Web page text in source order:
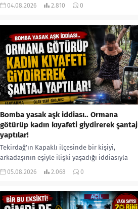
04.08.2026 2.810 0
Bomba yasak aşk iddiası.. Ormana
götürüp kadın kıyafeti giydirerek şantaj
yaptılar!
Tekirdağ’ın Kapaklı ilçesinde bir kişiyi,
arkadaşının eşiyle ilişki yaşadığı iddiasıyla
ormanlık alana götürerek zorla kadın
05.08.2026 2.068 0